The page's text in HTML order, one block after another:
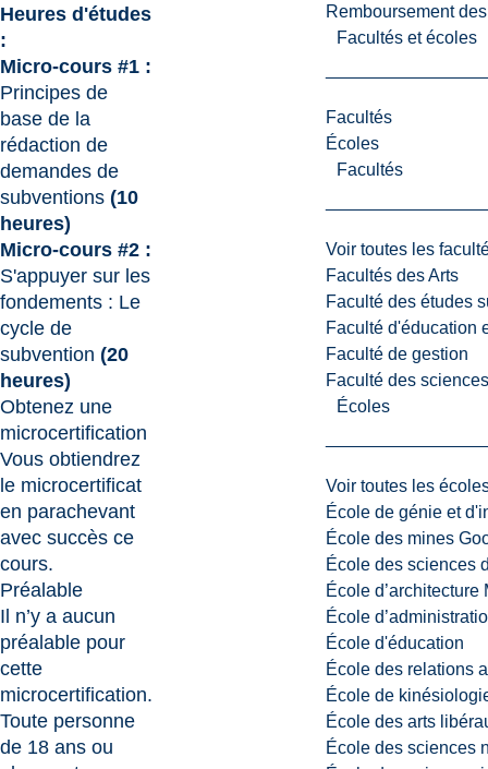
Remboursement
Facultés et écoles
Facultés
Écoles
Facultés
Voir toutes les
Facultés des Arts
Faculté des études
Faculté d'éducation
Faculté de gestion
Faculté des
Écoles
Voir toutes les
École de génie et
École des mines
École des sciences
École d’architecture
École
École d'éducation
École des relations
École de
École des arts
École des sciences
Heures d'études
:
Micro-cours #1 :
Principes de
base de la
rédaction de
demandes de
subventions (10
heures)
Micro-cours #2 :
S'appuyer sur les
fondements : Le
cycle de
subvention (20
heures)
Obtenez une
microcertification
Vous obtiendrez
le microcertificat
en parachevant
avec succès ce
cours.
Préalable
Il n’y a aucun
préalable pour
cette
microcertification.
Toute personne
de 18 ans ou